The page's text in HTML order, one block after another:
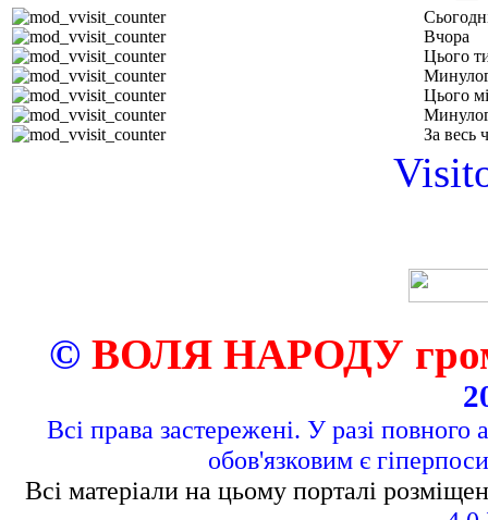
Вчора
Цього
Цього
За весь
© ВОЛЯ НАРОДУ
Всі права застережені. У разі повного
обов'язковим є
Всі матеріали на цьому порталі